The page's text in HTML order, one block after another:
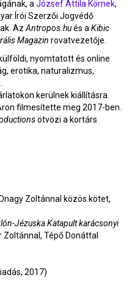
a József Attila Körnek,
Írói Szerzői Jogvédő
Az Antropos.hués a Kibic
Magazin rovatvezetője.
nyomtatott és online
erotika, naturalizmus,
kerülnek kiállításra.
filmesítette meg 2017-ben.
ötvözi a kortárs
Zoltánnal közös kötet,
Jézuska Katapult karácsonyi
Zoltánnal, Tépő Donáttal
2017)